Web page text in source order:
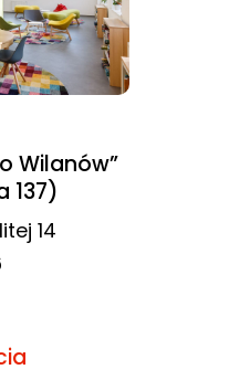
Wilanów”
137)
14